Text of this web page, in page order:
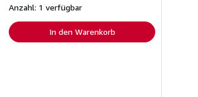
Versandkosten
Anzahl: 1 verfügbar
In den Warenkorb